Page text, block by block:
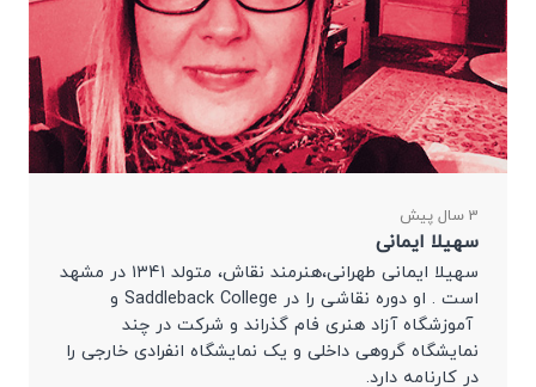
3 سال پیش
سهیلا ایمانی
سهیلا ایمانی طهرانی،هنرمند نقاش، متولد ۱۳۴۱ در مشهد
است . او دوره نقاشی را در Saddleback College و
آموزشگاه آزاد هنری فام گذراند و شرکت در چند
نمایشگاه گروهی داخلی و یک نمایشگاه انفرادی خارجی را
در کارنامه دارد.